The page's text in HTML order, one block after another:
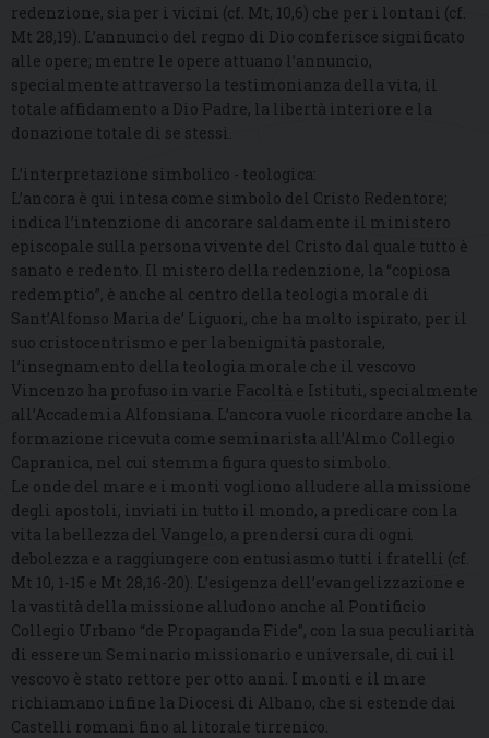
redenzione, sia per i vicini (cf. Mt, 10,6) che per i lontani (cf.
Mt 28,19). L’annuncio del regno di Dio conferisce significato
alle opere; mentre le opere attuano l’annuncio,
specialmente attraverso la testimonianza della vita, il
totale affidamento a Dio Padre, la libertà interiore e la
donazione totale di se stessi.
L’interpretazione simbolico - teologica:
L’ancora è qui intesa come simbolo del Cristo Redentore;
indica l’intenzione di ancorare saldamente il ministero
episcopale sulla persona vivente del Cristo dal quale tutto è
sanato e redento. Il mistero della redenzione, la “copiosa
redemptio”, è anche al centro della teologia morale di
Sant’Alfonso Maria de’ Liguori, che ha molto ispirato, per il
suo cristocentrismo e per la benignità pastorale,
l’insegnamento della teologia morale che il vescovo
Vincenzo ha profuso in varie Facoltà e Istituti, specialmente
all’Accademia Alfonsiana. L’ancora vuole ricordare anche la
formazione ricevuta come seminarista all’Almo Collegio
Capranica, nel cui stemma figura questo simbolo.
Le onde del mare e i monti vogliono alludere alla missione
degli apostoli, inviati in tutto il mondo, a predicare con la
vita la bellezza del Vangelo, a prendersi cura di ogni
debolezza e a raggiungere con entusiasmo tutti i fratelli (cf.
Mt 10, 1-15 e Mt 28,16-20). L’esigenza dell’evangelizzazione e
la vastità della missione alludono anche al Pontificio
Collegio Urbano “de Propaganda Fide”, con la sua peculiarità
di essere un Seminario missionario e universale, di cui il
vescovo è stato rettore per otto anni. I monti e il mare
richiamano infine la Diocesi di Albano, che si estende dai
Castelli romani fino al litorale tirrenico.